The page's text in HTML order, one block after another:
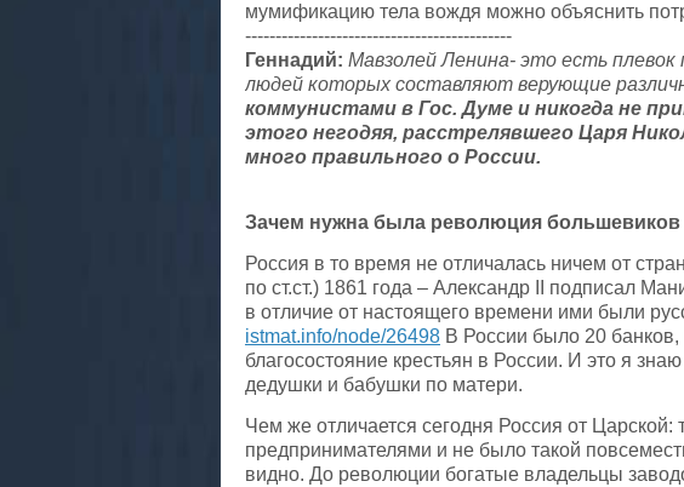
мумификацию тела вождя можно объяснить
--------------------------------------------
Геннадий: Мавзолей Ленина- это есть
людей которых составляют верующие
коммунистами в Гос. Думе и никогда не
этого негодяя, расстрелявшего Царя
много правильного о России.
Зачем нужна была революция большевиков
Россия в то время не отличалась ничем от
по ст.ст.) 1861 года – Александр II подписал
в отличие от настоящего времени ими были
istmat.info/node/26498 В России было 20
благосостояние крестьян в России. И это я
дедушки и бабушки по матери.
Чем же отличается сегодня Россия от
предпринимателями и не было такой
видно. До революции богатые владельцы